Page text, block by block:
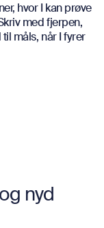
hvor I kan prøve
med fjerpen,
måls, når I fyrer
nyd